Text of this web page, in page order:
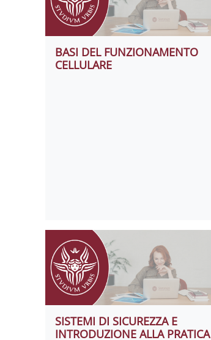
BASI DEL FUNZIONAMENTO
CELLULARE
SISTEMI DI SICUREZZA E
INTRODUZIONE ALLA PRATICA